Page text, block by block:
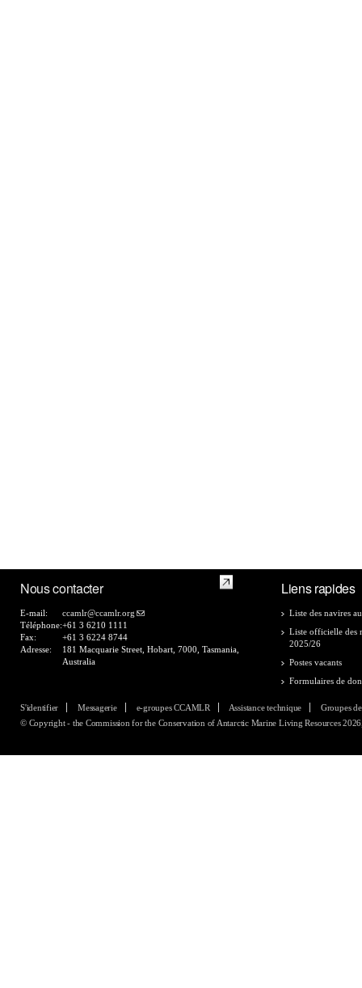
Nous contacter
E-mail:
ccamlr@ccamlr.org
Téléphone:+61 3 6210 1111
Fax:
+61 3 6224 8744
Adresse:
181 Macquarie Street, Hobart, 7000, Tasmania,
Australia
Liens rapides
Liste des navires
Liste officielle des
2025/26
Postes vacants
Formulaires de
S'identifier Messagerie e-groupes CCAMLR Assistance technique
Groupes
© Copyright - the Commission for the Conservation of Antarctic Marine Living Resources